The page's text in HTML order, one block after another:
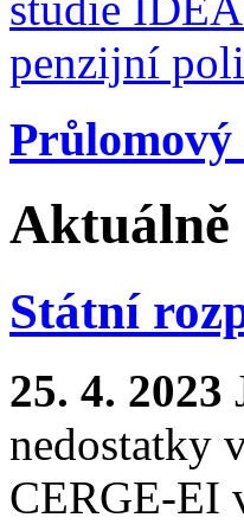
Aktuálně
Státní
25. 4. 2023
nedostatky
CERGE-EI